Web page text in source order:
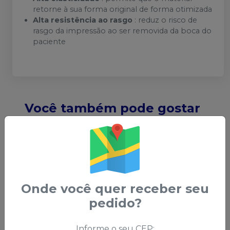
retorne à sua forma original de forma otimizada
Alta resistência ao rasgo : reduz o risco de
rasgo da impressão ao ser removida da boca do
paciente
Você também pode gostar
Onde você quer receber seu
pedido?